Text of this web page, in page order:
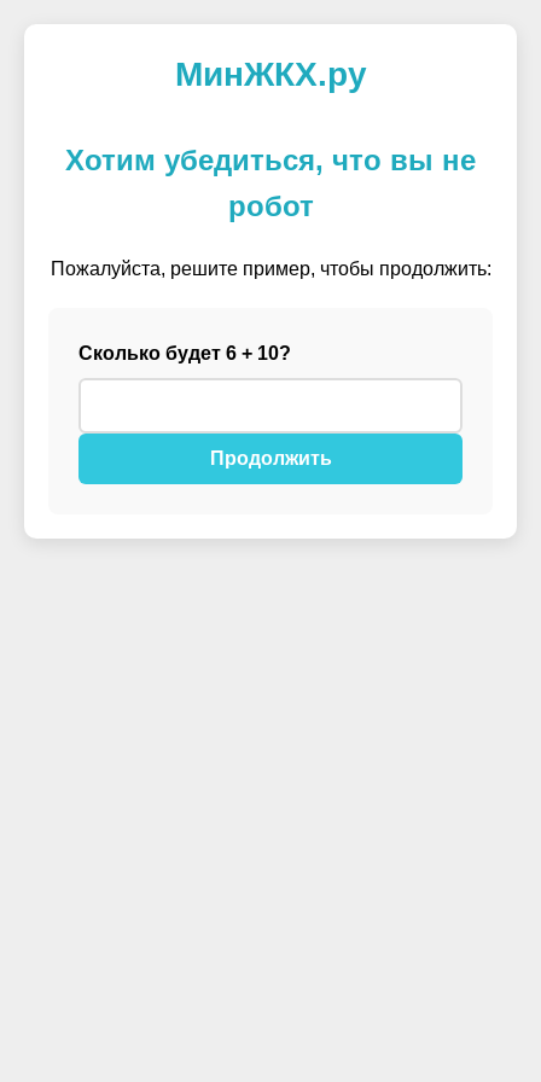
МинЖКХ.ру
Хотим убедиться, что вы не
робот
Пожалуйста, решите пример, чтобы продолжить:
Сколько будет 6 + 10?
Продолжить